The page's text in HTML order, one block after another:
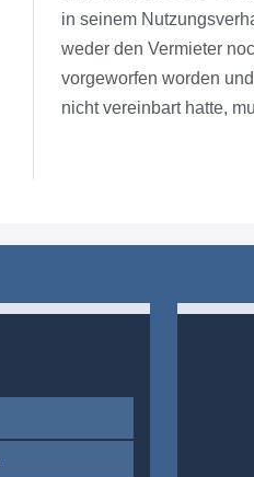
in seinem
weder den Vermieter
vorgeworfen worden
nicht vereinbart hatte,